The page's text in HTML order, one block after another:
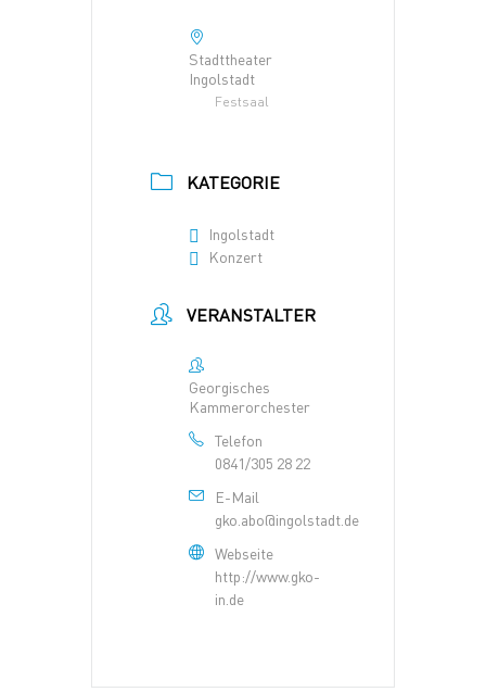
Stadttheater
Ingolstadt
Festsaal
KATEGORIE
Ingolstadt
Konzert
VERANSTALTER
Georgisches
Kammerorchester
Telefon
0841/305 28 22
E-Mail
gko.abo@ingolstadt.de
Webseite
http://www.gko-
in.de